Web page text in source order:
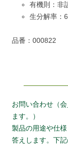
有機則：非
生分解率：
品番：000822
お問い合わせ（
ます。）
製品の用途や仕
答えします。下